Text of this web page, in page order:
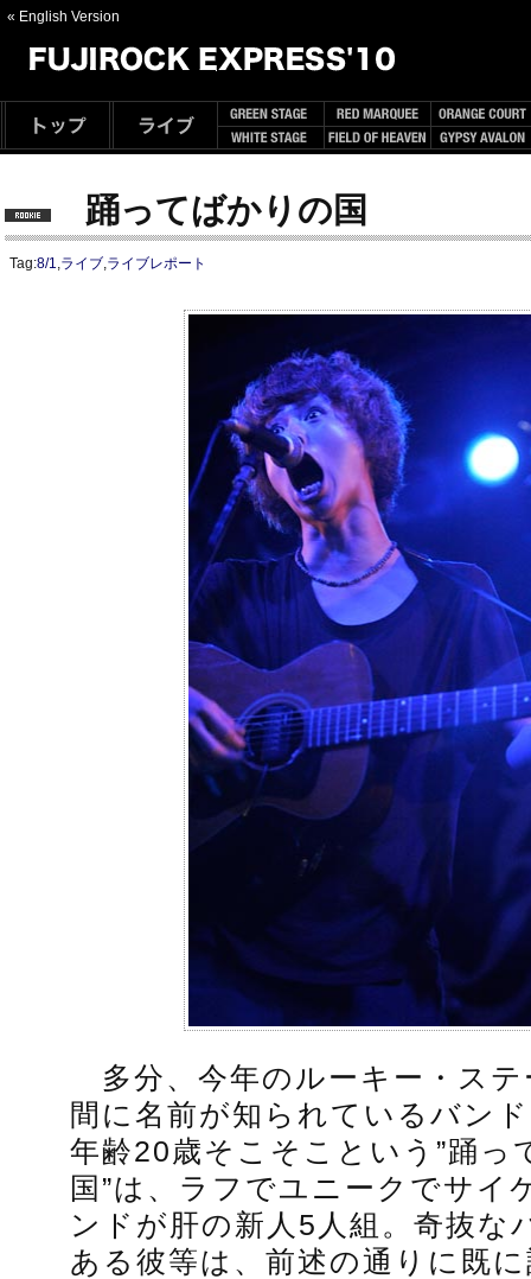
« English Version
踊ってばかりの国
Tag:8/1,ライブ,ライブレポート
多分、今年のルーキー・ステ
間に名前が知られているバン
年齢20歳そこそこという”踊っ
国”は、ラフでユニークでサイ
ンドが肝の新人5人組。奇抜な
ある彼等は、前述の通りに既